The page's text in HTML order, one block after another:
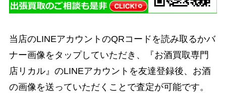
当店のLINEアカウントのQRコードを読み取るかバ
ナー画像をタップしていただき、『お酒買取専門
店リカル』のLINEアカウントを友達登録後、お酒
の画像を送っていただくことで査定が可能です。